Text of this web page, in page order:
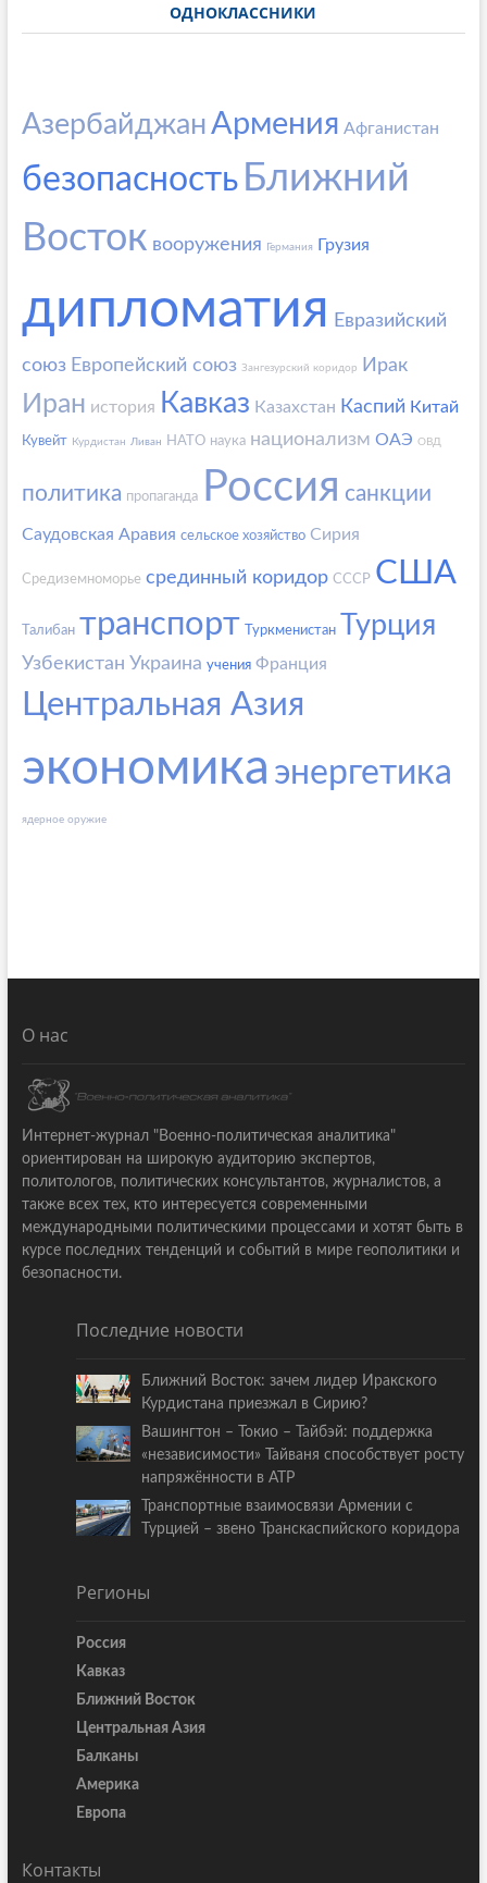
ОДНОКЛАССНИКИ
АзербайджанАрмения Афганистан
безопасность Ближний
Восток вооружения Германия Грузия
дипломатия Евразийский
союз Европейский союз Зангезурский коридор Ирак
Иран история Кавказ Казахстан Каспий Китай
Кувейт Курдистан Ливан НАТО наука национализм ОАЭ ОВД
политика пропаганда Россия санкции
Саудовская Аравия сельское хозяйство Сирия
Средиземноморье срединный коридор СССР США
Талибан транспорт Туркменистан Турция
Узбекистан Украина учения Франция
Центральная Азия
экономика энергетика
ядерное оружие
О нас
Интернет-журнал "Военно-политическая аналитика"
ориентирован на широкую аудиторию экспертов,
политологов, политических консультантов, журналистов, а
также всех тех, кто интересуется современными
международными политическими процессами и хотят быть в
курсе последних тенденций и событий в мире геополитики и
безопасности.
Последние новости
Ближний Восток: зачем лидер Иракского
Курдистана приезжал в Сирию?
Вашингтон – Токио – Тайбэй: поддержка
«независимости» Тайваня способствует росту
напряжённости в АТР
Транспортные взаимосвязи Армении с
Турцией – звено Транскаспийского коридора
Регионы
Россия
Кавказ
Ближний Восток
Центральная Азия
Балканы
Америка
Европа
Контакты